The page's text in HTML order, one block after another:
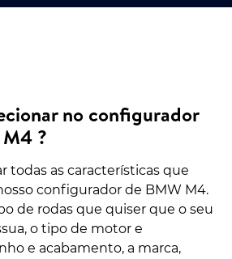
no configurador
?
todas as características que
configurador de BMW M4.
de rodas que quiser que o seu
o tipo de motor e
e acabamento, a marca,